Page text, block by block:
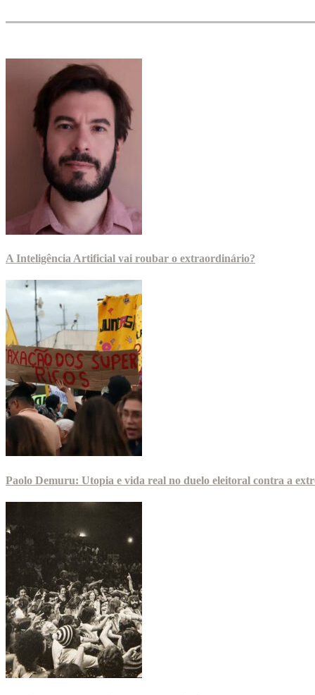
A Inteligência Artificial vai roubar o extraordinário?
Paolo Demuru: Utopia e vida real no duelo eleitoral contra a